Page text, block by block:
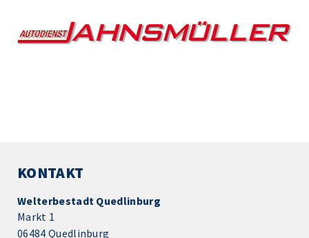
KONTAKT
Welterbestadt Quedlinburg
Markt 1
06484 Quedlinburg